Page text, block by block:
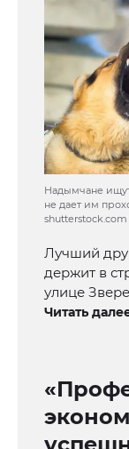
Надымчане
не дает им
Лучший
держит в
улице
Читать